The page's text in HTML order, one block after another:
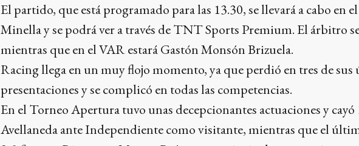
El partido, que está programado para las 13.30, se llevará a cabo en
Minella y se podrá ver a través de TNT Sports Premium. El árbitro
mientras que en el VAR estará Gastón Monsón Brizuela.
Racing llega en un muy flojo momento, ya que perdió en tres de
presentaciones y se complicó en todas las competencias.
En el Torneo Apertura tuvo unas decepcionantes actuaciones y cayó
Avellaneda ante Independiente como visitante, mientras que el